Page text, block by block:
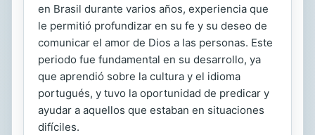
en Brasil durante varios años, experiencia que
le permitió profundizar en su fe y su deseo de
comunicar el amor de Dios a las personas. Este
periodo fue fundamental en su desarrollo, ya
que aprendió sobre la cultura y el idioma
portugués, y tuvo la oportunidad de predicar y
ayudar a aquellos que estaban en situaciones
difíciles.